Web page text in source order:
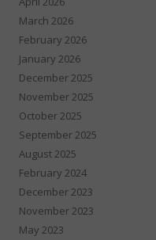
March 2026
February 2026
January 2026
December 2025
November 2025
October 2025
September 2025
August 2025
February 2024
December 2023
November 2023
May 2023